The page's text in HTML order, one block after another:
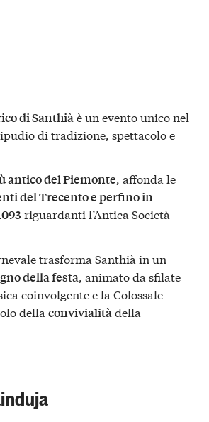
di Santhiàè un evento unico nel
di tradizione, spettacolo e
antico del Piemonte, affonda le
del Trecento e perfino in
riguardanti l’Antica Società
trasforma Santhià in un
della festa, animato da sfilate
coinvolgente e la Colossale
della convivialitàdella